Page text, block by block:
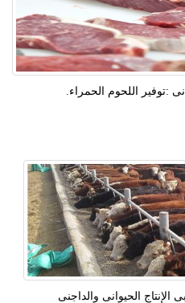
:توفير اللحوم الحمراء.
الإنتاج الحيوانى والداجنى